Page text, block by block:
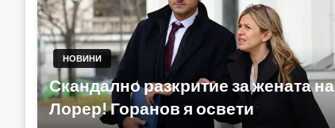
НОВИНИ
Скандално разкритие за жената на
Лорер! Горанов я освети